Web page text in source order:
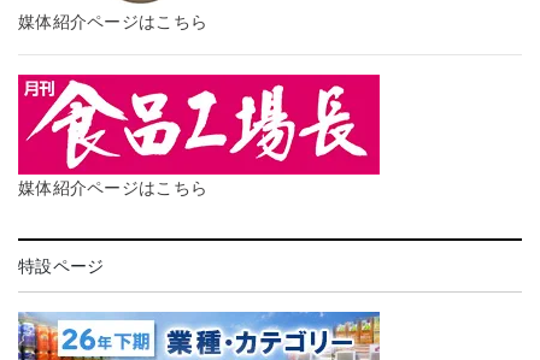
媒体紹介ページはこちら
媒体紹介ページはこちら
特設ページ